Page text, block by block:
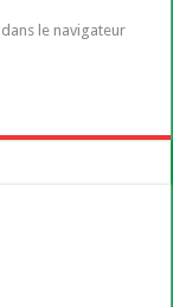
le navigateur